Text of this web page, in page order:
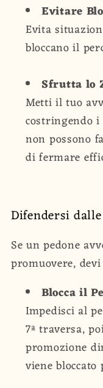
Evitare
Evita
bloccano il
Sfrutta lo
Metti il tuo
costringendo
non possono
di fermare
Difendersi
Se un pedone
promuovere,
Blocca il
Impedisci al
7ª traversa,
promozione
viene bloccato